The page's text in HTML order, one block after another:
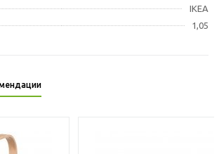
IKEA
1,05